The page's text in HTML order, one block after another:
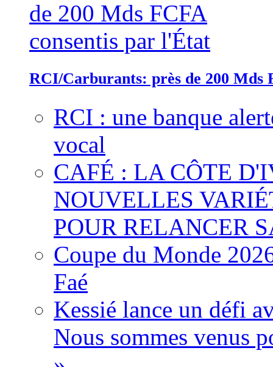
RCI/Carburants: près de 200 Mds
RCI : une banque
vocal
CAFÉ : LA CÔTE
NOUVELLES
POUR RELANCER
Coupe du Monde
Faé
Kessié lance un défi
Nous sommes venus